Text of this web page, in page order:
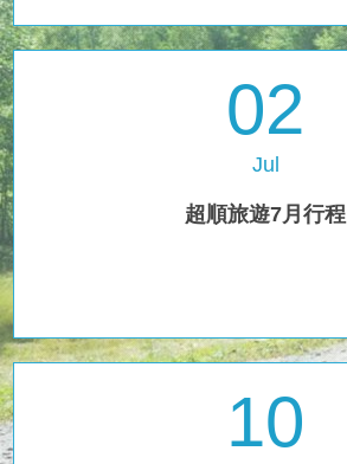
02
Jul
超順旅遊7月行程
10